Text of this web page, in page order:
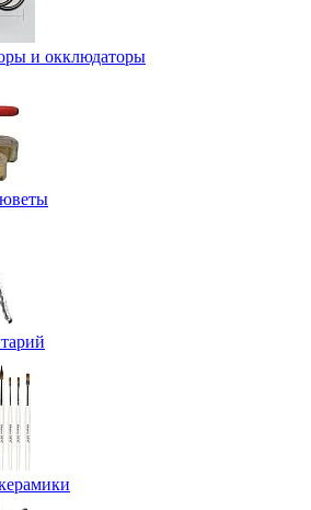
и окклюдаторы